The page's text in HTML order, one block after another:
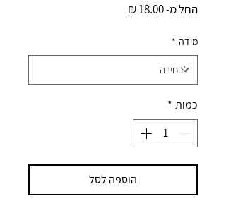
החל מ-18.00 ₪
מידה *
כמות *
הוספה לסל